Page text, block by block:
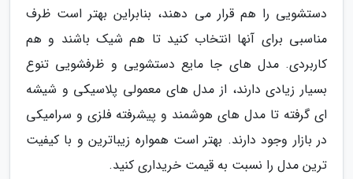
دستشویی را هم قرار می دهند، بنابراین بهتر است ظرف
مناسبی برای آنها انتخاب کنید تا هم شیک باشند و هم
کاربردی. مدل های جا مایع دستشویی و ظرفشویی تنوع
بسیار زیادی دارند، از مدل های معمولی پلاسیکی و شیشه
ای گرفته تا مدل های هوشمند و پیشرفته فلزی و سرامیکی
در بازار وجود دارند. بهتر است همواره زیباترین و با کیفیت
ترین مدل را نسبت به قیمت خریداری کنید.